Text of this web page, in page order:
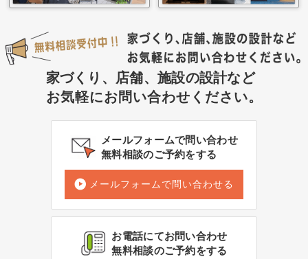
家づくり、店舗、施設の設計など
お気軽にお問い合わせください。
メールフォームで問い合わせ
無料相談のご予約をする
メールフォームで問い合わせる
お電話にてお問い合わせ
無料相談のご予約をする